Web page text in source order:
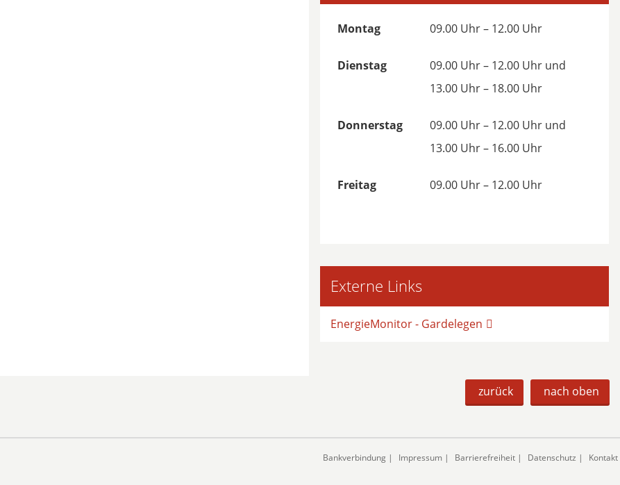
Montag 09.00 Uhr – 12.00 Uhr
Dienstag
09.00 Uhr – 12.00 Uhr und
13.00 Uhr – 18.00 Uhr
Donnerstag
09.00 Uhr – 12.00 Uhr und
13.00 Uhr – 16.00 Uhr
Freitag 09.00 Uhr – 12.00 Uhr
Externe Links
EnergieMonitor - Gardelegen
zurück nach oben
Bankverbindung| Impressum| Barrierefreiheit| Datenschutz | Kontakt